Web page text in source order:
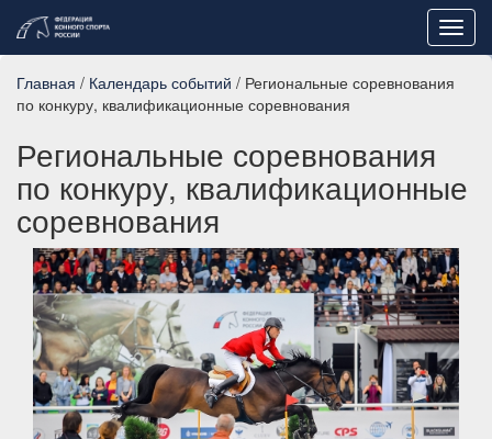
Главная / Календарь событий / Региональные соревнования
по конкуру, квалификационные соревнования
Региональные соревнования
по конкуру, квалификационные
соревнования